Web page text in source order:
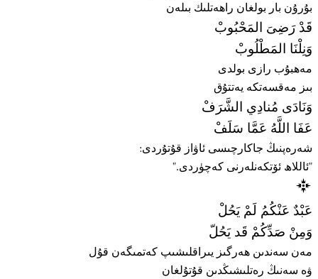
بۇرۇن بار بولغان راھەتلىك بىلەن
قَدْ رَضِىَ المَحْبُوبْ
وَنِلْنَا المَطْلُوبْ
مەھبۇب رازى بولدى
بىز مەقسەتكە يەتتۇق
وَنَادَى مُنادِي الشَّرَفْ
عَفَا اللَّهُ عَمَّا سَلَفْ
شەرەپنىڭ جاكارچىسى ئاۋاز قۇتۇردى:
"ئاللاھ ئۆتكەنلەرنى كەچۈردى."
عَبْدٌ عَنْكُمُ لَمْ يَحُلْ
وَمِنْ صَدِّكُمْ قَد يَحُلّ
مەن سەندىن ھەرگىز يىراقلىشىپ كەتمىگەن قۇل
ۋە سەنىڭ رەتلىشىڭدىن قۇتۇلغان